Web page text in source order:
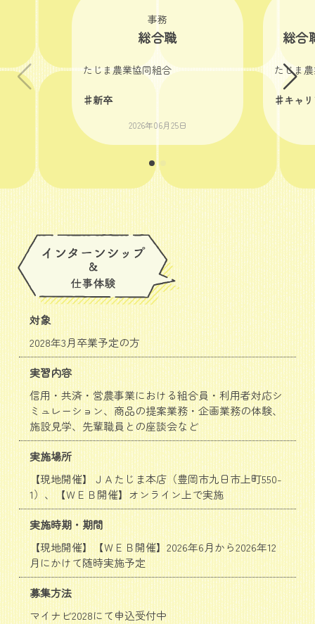
事務
総合職
たじま農業協同組合
♯新卒
2026年06月25日
総合
たじま
♯キャ
対象
2028年3月卒業予定の方
実習内容
信用・共済・営農事業における組合員・利用者対応シ
ミュレーション、商品の提案業務・企画業務の体験、
施設見学、先輩職員との座談会など
実施場所
【現地開催】ＪＡたじま本店（豊岡市九日市上町550-
1）、【ＷＥＢ開催】オンライン上で実施
実施時期・期間
【現地開催】【ＷＥＢ開催】2026年6月から2026年12
月にかけて随時実施予定
募集方法
マイナビ2028にて申込受付中